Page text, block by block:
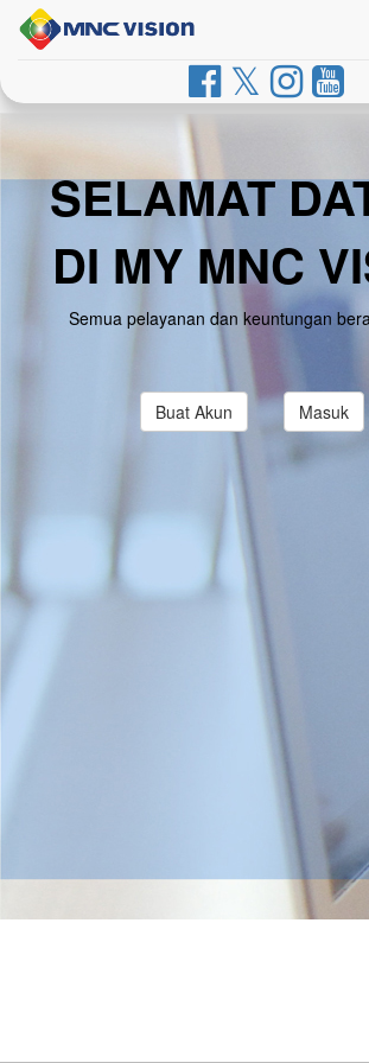
SELAMAT
DI MY MNC
Semua pelayanan dan keuntungan
Buat Akun Masuk